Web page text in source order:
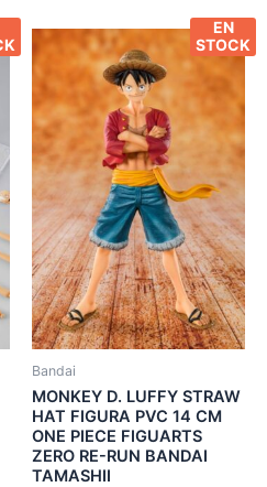
EN
STOCK
Bandai
MONKEY D. LUFFY STRAW
HAT FIGURA PVC 14 CM
ONE PIECE FIGUARTS
ZERO RE-RUN BANDAI
TAMASHII